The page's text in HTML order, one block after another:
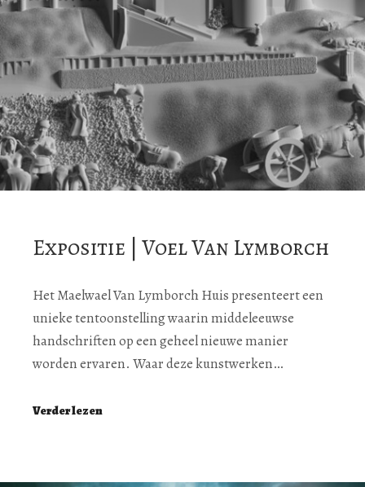
Expositie | Voel Van Lymborch
Het Maelwael Van Lymborch Huis presenteert een
unieke tentoonstelling waarin middeleeuwse
handschriften op een geheel nieuwe manier
worden ervaren. Waar deze kunstwerken…
Verder lezen